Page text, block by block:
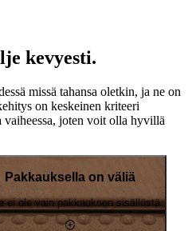
kevyesti.
missä tahansa oletkin, ja ne on
on keskeinen kriteeri
vaiheessa, joten voit olla hyvillä
Pakkauksella on väliä
ei ole vain pakkauksen sisällöstä